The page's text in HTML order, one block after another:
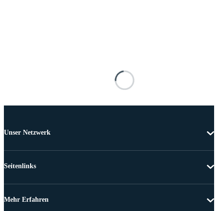
Unser Netzwerk
Seitenlinks
Mehr Erfahren